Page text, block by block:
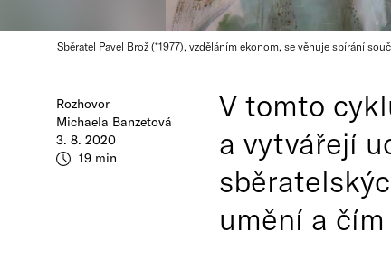
Sběratel Pavel Brož (*1977), vzděláním ekonom, se věnuje sbírání
Rozhovor
Michaela Banzetová
3. 8. 2020
19 min
V tomto
a vytvářejí
umění a